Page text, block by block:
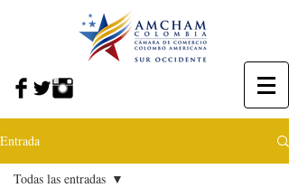
Entrada
Todas las entradas